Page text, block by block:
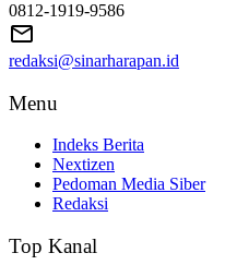
0812-1919-9586
redaksi@sinarharapan.id
Menu
Indeks Berita
Nextizen
Pedoman Media Siber
Redaksi
Top Kanal